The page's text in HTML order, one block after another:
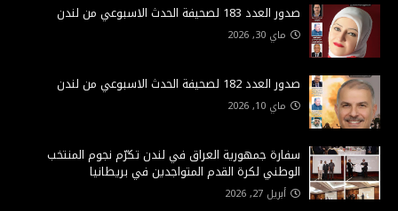
صدور العدد 183 لصحيفة الحدث الاسبوعي من لندن
ماي 30, 2026
صدور العدد 182 لصحيفة الحدث الاسبوعي من لندن
ماي 10, 2026
سفارة جمهورية العراق في لندن تكرّم نجوم المنتخب
الوطني لكرة القدم المتواجدين في بريطانيا
أبريل 27, 2026